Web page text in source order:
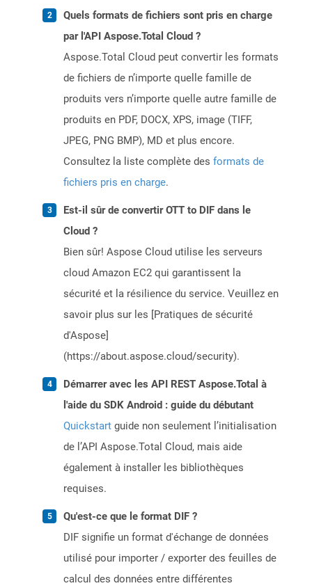
Quels formats de fichiers sont pris en charge
par l'API Aspose.Total Cloud ?
Aspose.Total Cloud peut convertir les formats
de fichiers de n’importe quelle famille de
produits vers n’importe quelle autre famille de
produits en PDF, DOCX, XPS, image (TIFF,
JPEG, PNG BMP), MD et plus encore.
Consultez la liste complète des formats de
fichiers pris en charge.
Est-il sûr de convertir OTT to DIF dans le
Cloud ?
Bien sûr! Aspose Cloud utilise les serveurs
cloud Amazon EC2 qui garantissent la
sécurité et la résilience du service. Veuillez en
savoir plus sur les [Pratiques de sécurité
d'Aspose]
(https://about.aspose.cloud/security).
Démarrer avec les API REST Aspose.Total à
l'aide du SDK Android : guide du débutant
Quickstart guide non seulement l’initialisation
de l’API Aspose.Total Cloud, mais aide
également à installer les bibliothèques
requises.
Qu'est-ce que le format DIF ?
DIF signifie un format d'échange de données
utilisé pour importer / exporter des feuilles de
calcul des données entre différentes